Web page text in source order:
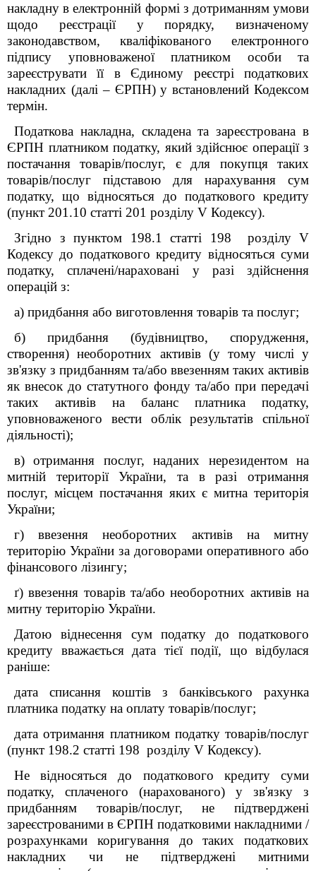
накладну в електронній формі з дотриманням умови
щодо реєстрації у порядку, визначеному
законодавством, кваліфікованого електронного
підпису уповноваженої платником особи та
зареєструвати її в Єдиному реєстрі податкових
накладних (далі – ЄРПН) у встановлений Кодексом
термін.
Податкова накладна, складена та зареєстрована в
ЄРПН платником податку, який здійснює операції з
постачання товарів/послуг, є для покупця таких
товарів/послуг підставою для нарахування сум
податку, що відносяться до податкового кредиту
(пункт 201.10 статті 201 розділу V Кодексу).
Згідно з пунктом 198.1 статті 198 розділу V
Кодексу до податкового кредиту відносяться суми
податку, сплачені/нараховані у разі здійснення
операцій з:
а) придбання або виготовлення товарів та послуг;
б) придбання (будівництво, спорудження,
створення) необоротних активів (у тому числі у
зв'язку з придбанням та/або ввезенням таких активів
як внесок до статутного фонду та/або при передачі
таких активів на баланс платника податку,
уповноваженого вести облік результатів спільної
діяльності);
в) отримання послуг, наданих нерезидентом на
митній території України, та в разі отримання
послуг, місцем постачання яких є митна територія
України;
г) ввезення необоротних активів на митну
територію України за договорами оперативного або
фінансового лізингу;
ґ) ввезення товарів та/або необоротних активів на
митну територію України.
Датою віднесення сум податку до податкового
кредиту вважається дата тієї події, що відбулася
раніше:
дата списання коштів з банківського рахунка
платника податку на оплату товарів/послуг;
дата отримання платником податку товарів/послуг
(пункт 198.2 статті 198 розділу V Кодексу).
Не відносяться до податкового кредиту суми
податку, сплаченого (нарахованого) у зв'язку з
придбанням товарів/послуг, не підтверджені
зареєстрованими в ЄРПН податковими накладними /
розрахунками коригування до таких податкових
накладних чи не підтверджені митними